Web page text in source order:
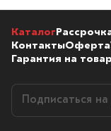
Каталог
КонтактыОферта
Гарантия на товар